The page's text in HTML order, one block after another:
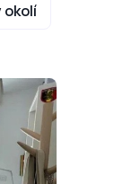
okolí